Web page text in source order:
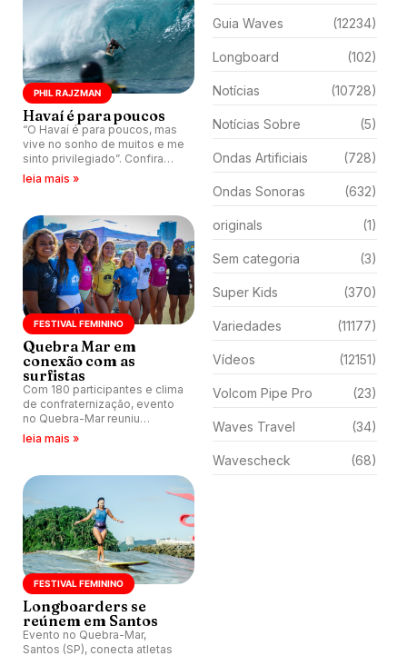
PHIL RAJZMAN
Havaí é para poucos
“O Havaí é para poucos, mas
vive no sonho de muitos e me
sinto privilegiado”. Confira
coluna do tricampeão mundial
leia mais »
FESTIVAL FEMININO
Quebra Mar em
conexão com as
surfistas
Com 180 participantes e clima
de confraternização, evento
no Quebra-Mar reuniu
surfistas de diversos países
mulher.
leia mais »
FESTIVAL FEMININO
Longboarders se
reúnem em Santos
Evento no Quebra-Mar,
Santos (SP), conecta atletas
Guia Waves (12234)
Longboard (102)
Notícias (10728)
Notícias Sobre (5)
Ondas Artificiais (728)
Ondas Sonoras (632)
originals (1)
Sem categoria (3)
Super Kids (370)
Variedades (11177)
Vídeos (12151)
Volcom Pipe Pro (23)
Waves Travel (34)
Wavescheck (68)